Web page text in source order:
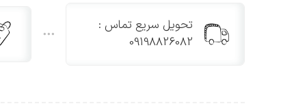
تحویل سریع تماس :
09198826082